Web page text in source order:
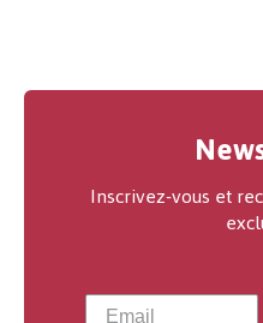
Inscrivez-vous et